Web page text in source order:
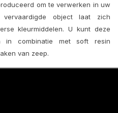
om te verwerken in uw
object laat zich
kleurmiddelen. U kunt deze
in combinatie met soft resin
van zeep.